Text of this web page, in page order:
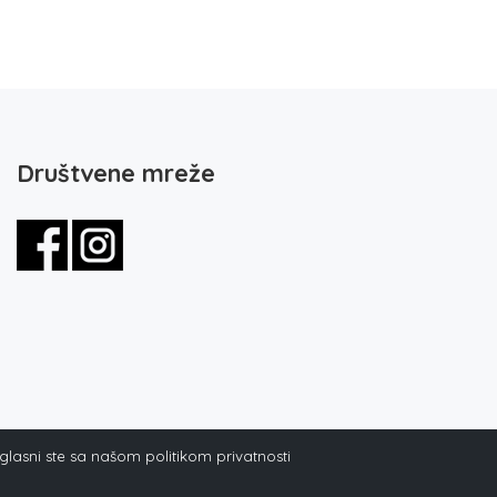
Društvene mreže
ste sa našom politikom privatnosti